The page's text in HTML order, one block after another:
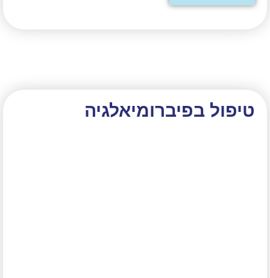
טיפול בפיברומיאלגיה